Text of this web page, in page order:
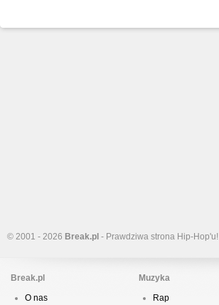
© 2001 - 2026 Break.pl - Prawdziwa strona Hip-Hop'u!
Break.pl
O nas
Muzyka
Rap